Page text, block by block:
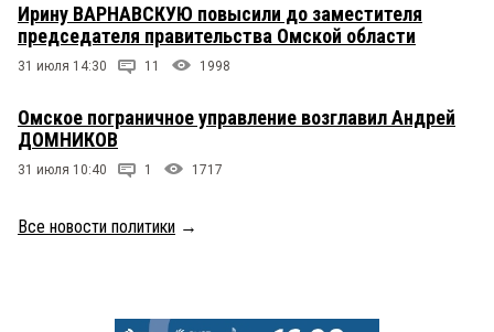
Ирину ВАРНАВСКУЮ повысили до заместителя
председателя правительства Омской области
31 июля 14:30 11 1998
Омское пограничное управление возглавил Андрей
ДОМНИКОВ
31 июля 10:40 1 1717
Все новости политики →